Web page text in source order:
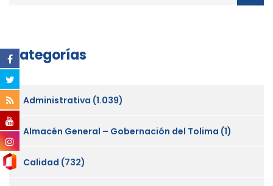
Categorías
Administrativa (1.039)
Almacén General – Gobernación del Tolima (1)
Calidad (732)